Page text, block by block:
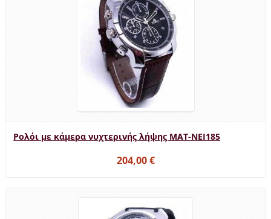
Ρολόι με κάμερα νυχτερινής λήψης MAT-NEI185
204,00 €